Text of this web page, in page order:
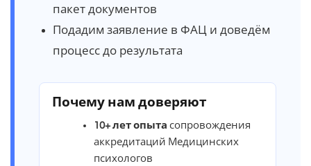
пакет документов
Подадим заявление в ФАЦ и доведём
процесс до результата
Почему нам доверяют
10+ лет опыта сопровождения
аккредитаций Медицинских
психологов